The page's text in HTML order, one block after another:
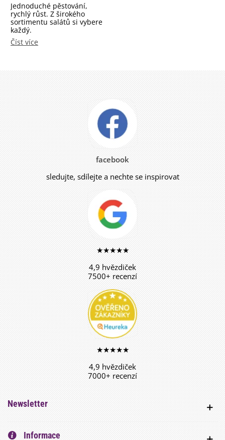
Jednoduché pěstování,
rychlý růst. Z širokého
sortimentu salátů si vybere
každý.
Číst více
facebook
sledujte, sdílejte a nechte se inspirovat
★★★★★
4,9 hvězdiček
7500+ recenzí
★★★★★
4,9 hvězdiček
7000+ recenzí
Newsletter
Informace